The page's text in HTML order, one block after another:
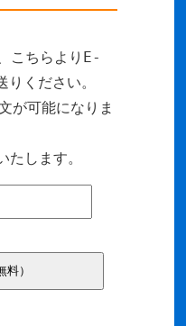
こちらよりE-
ください。
が可能になりま
たします。